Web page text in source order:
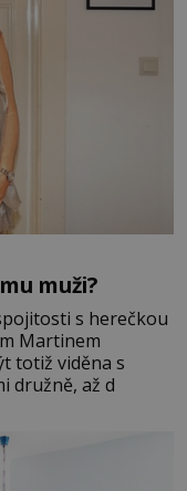
muži?
s herečkou
Martinem
totiž viděna s
družně, až d